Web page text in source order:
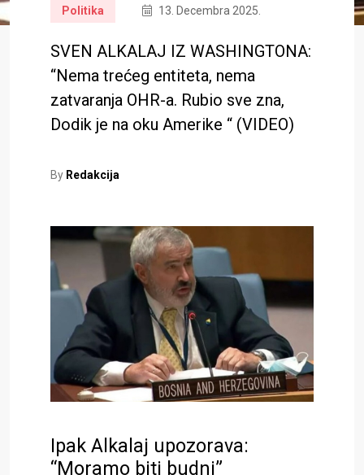
Politika 13. Decembra 2025.
SVEN ALKALAJ IZ WASHINGTONA:
“Nema trećeg entiteta, nema
zatvaranja OHR-a. Rubio sve zna,
Dodik je na oku Amerike “ (VIDEO)
By Redakcija
Ipak Alkalaj upozorava:
“Moramo biti budni”